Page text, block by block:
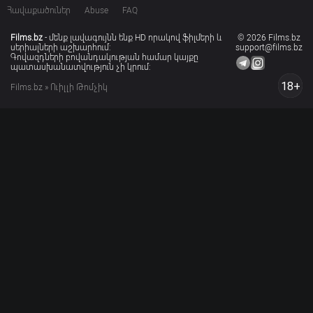
Հավաքածուներ Abuse FAQ
© 2026 Films.bz
support@films.bz
18+
Films.bz - մենք լավագույնն ենք HD որակով ֆիլմերի և
սերիալների աշխարհում:
Գովազդների բովանդակության համար կայքը
պատասխանատվություն չի կրում:
Films.bz » Ուիլլի Թոմչիկ